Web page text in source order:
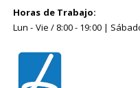
Horas de Trabajo:
Lun - Vie / 8:00 - 19:00 |